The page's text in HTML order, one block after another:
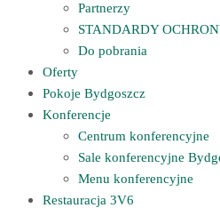
Partnerzy
STANDARDY
Do pobrania
Oferty
Pokoje Bydgoszcz
Konferencje
Centrum konferencyjne
Sale konferencyjne
Menu konferencyjne
Restauracja 3V6